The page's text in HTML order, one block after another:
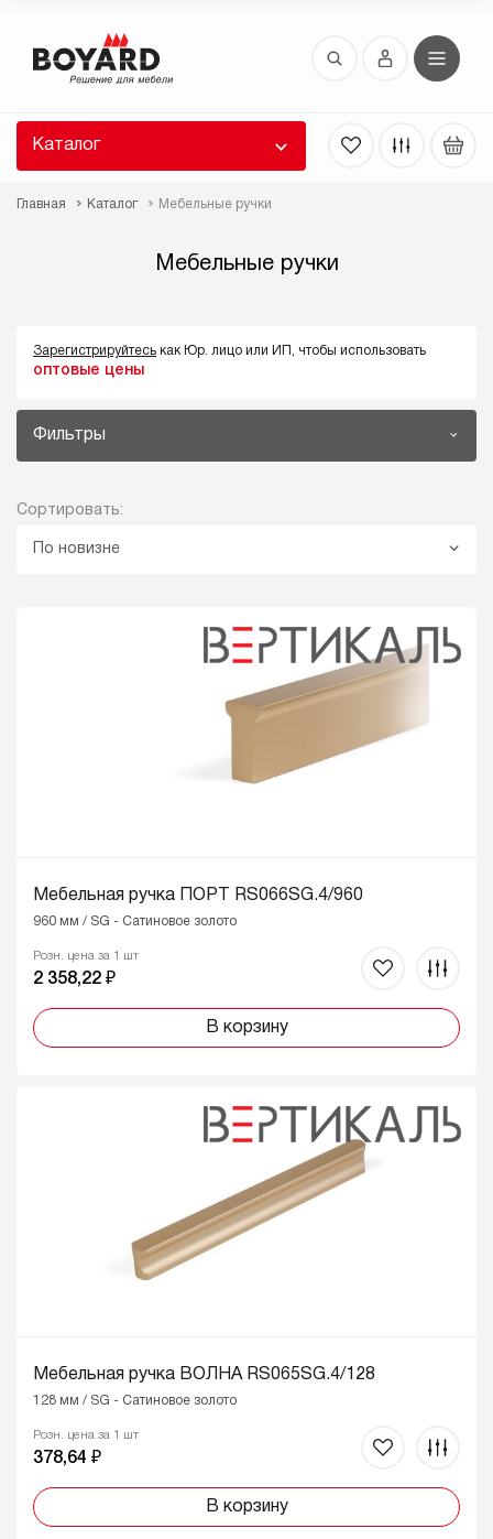
Каталог
Главная Каталог Мебельные ручки
Мебельные ручки
Зарегистрируйтесь как Юр. лицо или ИП, чтобы использовать
оптовые цены
Фильтры
Сортировать:
По новизне
Мебельная ручка ПОРТ RS066SG.4/960
960 мм / SG - Сатиновое золото
Розн. цена за 1 шт
2 358,22 ₽
В корзину
Мебельная ручка ВОЛНА RS065SG.4/128
128 мм / SG - Сатиновое золото
Розн. цена за 1 шт
378,64 ₽
В корзину
Восстановление пароля
высланы вам по E-Mail.
ссылку для восстановления